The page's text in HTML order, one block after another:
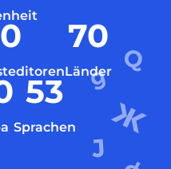
70
Länder
53
Sprachen